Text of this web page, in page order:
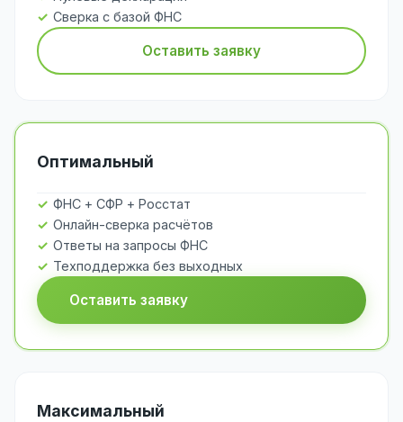
Сверка с базой ФНС
Оставить заявку
Оптимальный
ФНС + СФР + Росстат
Онлайн-сверка расчётов
Ответы на запросы ФНС
Техподдержка без выходных
Оставить заявку
Максимальный